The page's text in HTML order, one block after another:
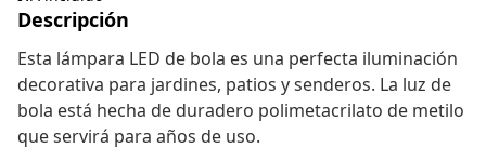
Descripción
Esta lámpara LED de bola es una perfecta iluminación
decorativa para jardines, patios y senderos. La luz de
bola está hecha de duradero polimetacrilato de metilo
que servirá para años de uso.